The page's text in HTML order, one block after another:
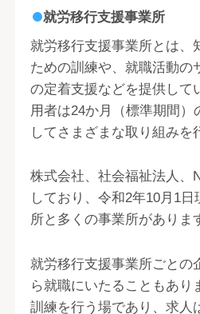
就労移行支援事業所
就労移行支援事業所とは、
ための訓練や、就職活動の
の定着支援などを提供して
用者は24か月（標準期間）
してさまざまな取り組みを
株式会社、社会福祉法人、
しており、令和2年10月1日
所と多くの事業所がありま
就労移行支援事業所ごとの
ら就職にいたることもあり
訓練を行う場であり、求人